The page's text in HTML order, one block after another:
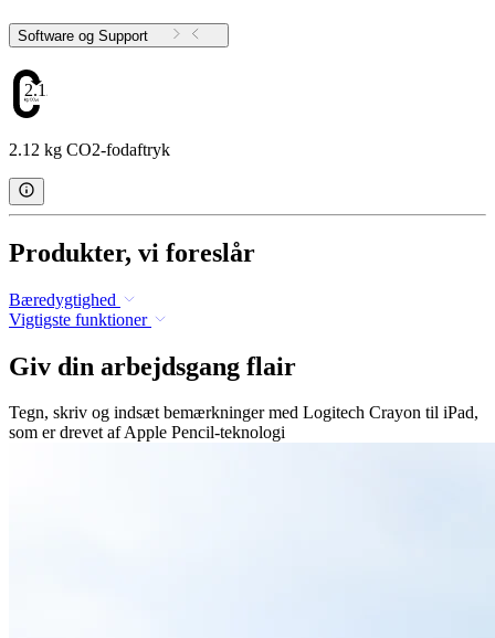
Software og Support
2.12
2.12 kg CO2-fodaftryk
Produkter, vi foreslår
Bæredygtighed
Vigtigste funktioner
Giv din arbejdsgang flair
Tegn, skriv og indsæt bemærkninger med Logitech Crayon til iPad,
som er drevet af Apple Pencil-teknologi